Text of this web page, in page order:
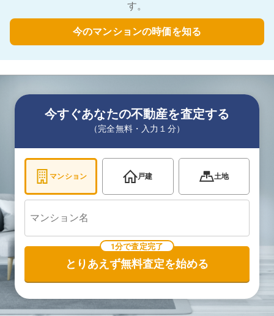
す。
今のマンションの時価を知る
今すぐあなたの不動産を査定する
（完全無料・入力１分）
マンション 戸建 土地
1分で査定完了
とりあえず無料査定を始める